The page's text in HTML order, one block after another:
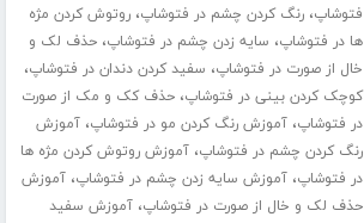
فتوشاپ،رنگ کردن چشم در فتوشاپ،روتوش کردن مژه
ها در فتوشاپ، سایه زدن چشم در فتوشاپ،حذف لک و
خال از صورت در فتوشاپ، سفید کردن دندان در فتوشاپ،
کوچک کردن بینی در فتوشاپ،حذف کک و مک از صورت
در فتوشاپ،آموزش رنگ کردن مو در فتوشاپ،آموزش
رنگ کردن چشم در فتوشاپ،آموزش روتوش کردن مژه ها
در فتوشاپ،آموزش سایه زدن چشم در فتوشاپ،آموزش
حذف لک و خال از صورت در فتوشاپ،آموزش سفید